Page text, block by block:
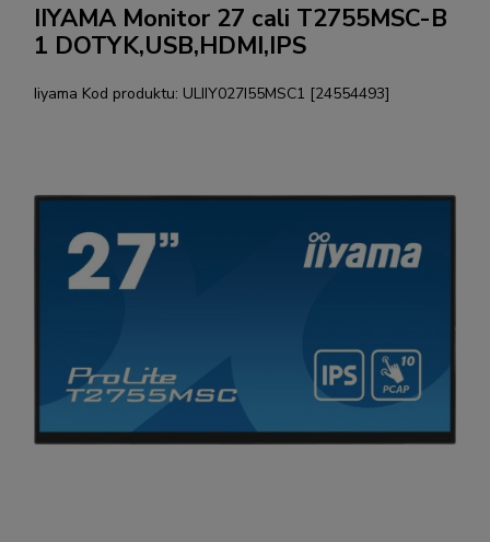
IIYAMA Monitor 27 cali T2755MSC-B
1 DOTYK,USB,HDMI,IPS
Iiyama Kod produktu: ULIIY027I55MSC1 [24554493]